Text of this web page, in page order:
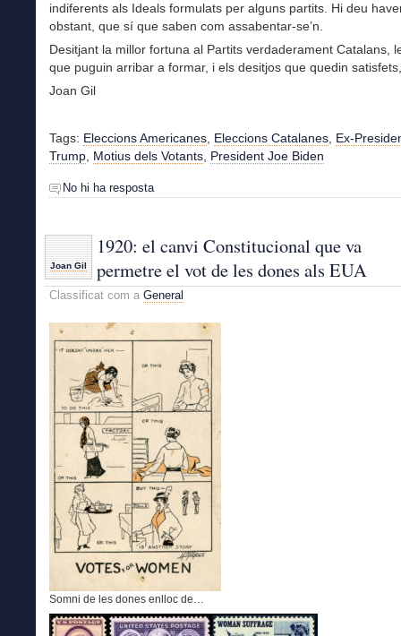
indiferents als Ideals formulats per alguns partits. Hi deu
obstant, que sí que saben com assabentar-se’n.
Desitjant la millor fortuna al Partits verdaderament Catalans,
que puguin arribar a formar, i els desitjos que quedin satisfets,
Joan Gil
Tags: Eleccions Americanes Eleccions Catalanes Ex-
Trump Motius dels Votants President Joe Biden
No hi ha resposta
Joan Gil
1920: el canvi Constitucional que va
permetre el vot de les dones als EUA
Classificat com a General
Somni de les dones enlloc de…